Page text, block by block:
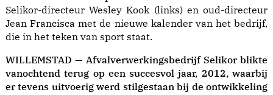
Selikor-directeur Wesley Kook (links) en oud-directeur
Jean Francisca met de nieuwe kalender van het bedrijf,
die in het teken van sport staat.
WILLEMSTAD — Afvalverwerkingsbedrijf Selikor blikte
vanochtend terug op een succesvol jaar, 2012, waarbij
er tevens uitvoerig werd stilgestaan bij de ontwikkeling